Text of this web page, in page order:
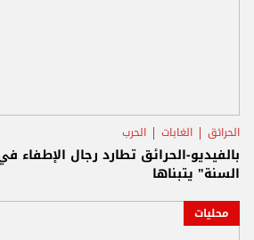
الحرائق الغابات الحرب
بالفيديو-الحرائق تطارد رجال الإطفاء
السنة" يتبناها
محليات